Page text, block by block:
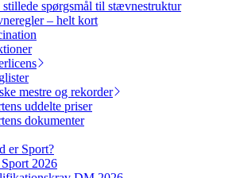
stillede spørgsmål til stævnestruktur
– helt kort
mestre og rekorder
uddelte priser
dokumenter
er Sport?
2026